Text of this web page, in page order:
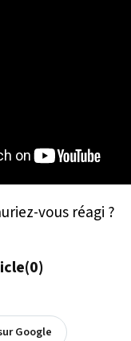
vous réagi ?
(0)
Google